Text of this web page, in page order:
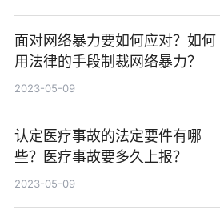
面对网络暴力要如何应对？如何
用法律的手段制裁网络暴力？
2023-05-09
认定医疗事故的法定要件有哪
些？医疗事故要多久上报？
2023-05-09